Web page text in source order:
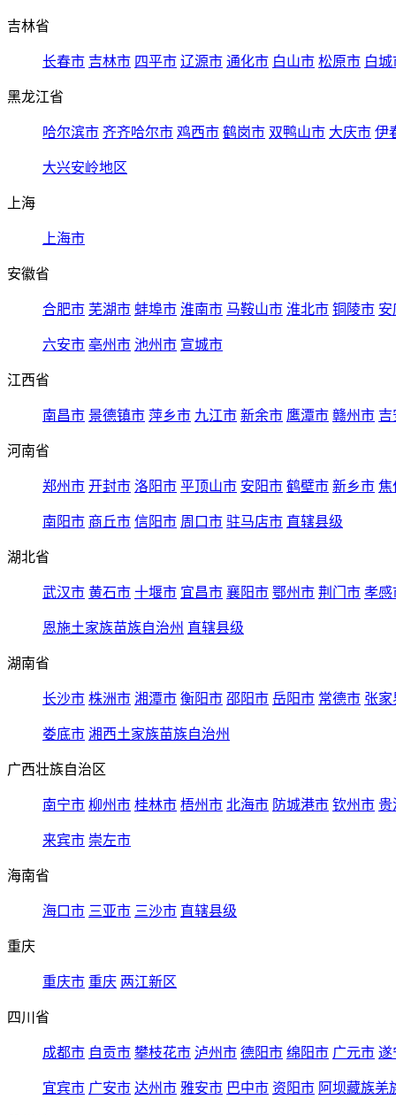
吉林省
长春市 吉林市 四平市 辽源市 通化市 白山市 松原市 白城
黑龙江省
哈尔滨市 齐齐哈尔市 鸡西市 鹤岗市 双鸭山市 大庆市 伊
大兴安岭地区
上海
上海市
安徽省
合肥市 芜湖市 蚌埠市 淮南市 马鞍山市 淮北市 铜陵市 安
六安市 亳州市 池州市 宣城市
江西省
南昌市 景德镇市 萍乡市 九江市 新余市 鹰潭市 赣州市 吉
河南省
郑州市 开封市 洛阳市 平顶山市 安阳市 鹤壁市 新乡市 焦
南阳市 商丘市 信阳市 周口市 驻马店市 直辖县级
湖北省
武汉市 黄石市 十堰市 宜昌市 襄阳市 鄂州市 荆门市 孝感
恩施土家族苗族自治州 直辖县级
湖南省
长沙市 株洲市 湘潭市 衡阳市 邵阳市 岳阳市 常德市 张家
娄底市 湘西土家族苗族自治州
广西壮族自治区
南宁市 柳州市 桂林市 梧州市 北海市 防城港市 钦州市 贵
来宾市 崇左市
海南省
海口市 三亚市 三沙市 直辖县级
重庆
重庆市 重庆 两江新区
四川省
成都市 自贡市 攀枝花市 泸州市 德阳市 绵阳市 广元市 遂
宜宾市 广安市 达州市 雅安市 巴中市 资阳市 阿坝藏族羌